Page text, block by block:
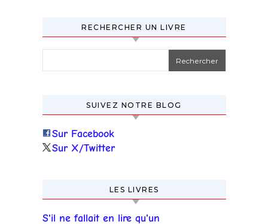
RECHERCHER UN LIVRE
SUIVEZ NOTRE BLOG
Sur Facebook
Sur X/Twitter
LES LIVRES
S'il ne fallait en lire qu'un